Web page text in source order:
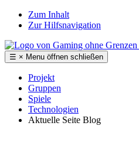
Zum Inhalt
Zur Hilfsnavigation
☰ × Menu öffnen schließen
Projekt
Gruppen
Spiele
Technologien
Aktuelle Seite Blog